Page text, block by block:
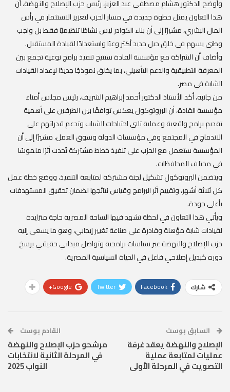
وأوضح الدكتور هشام مصطفى عبد العزيز، رئيس حزب الإصلاح والنهضة، أن
هذا التعاون يمثل خطوة جديدة في مسار الحزب لتعزيز الاستثمار في رأس
المال البشري، مشيرًا إلى أن بناء الكوادر ليس نشاطًا تنظيميًا فقط بل واجب
وطني يسهم في خلق جيل جديد أكثر وعيًا واستعدادًا لقيادة المستقبل.
وأضاف أن الشراكة مع مؤسسة القادة ستتيح تنفيذ برامج نوعية تجمع بين
المعرفة التطبيقية والدعم التأهيلي، بما يخلق نموذجًا جديدًا لإعداد القيادات
الشابة في مصر.
من جانبه، أكد الأستاذ الدكتور أحمد إبراهيم الشريف، رئيس مجلس أمناء
مؤسسة القادة، أن البروتوكول يعكس توافقًا بين الطرفين على أهمية
تقديم برامج واقعية وعملية تلبي احتياجات الشباب وتدعم قدراتهم على
الاندماج في المجتمع وفي مؤسسات الدولة وسوق العمل، مشيرًا إلى أن
المؤسسة ستعمل مع الحزب على تنفيذ خطط مشتركة تُحدث أثرًا ملموسًا
في مختلف المحافظات.
ويتضمن البروتوكول تشكيل لجنة مشتركة لمتابعة التنفيذ، ووضع خطة عمل
كل ثلاثة أشهر، وتقييم أثر البرامج وقياس نتائجها لضمان تحقيق المستهدفات
بأعلى جودة.
ويأتي هذا التعاون في لحظة تشهد فيها الساحة المصرية حاجة متزايدة
لقيادات شابة مؤهلة وقادرة على صناعة تغيير إيجابي، وهو ما يسعى إليه
حزب الإصلاح والنهضة عبر سياسات برامجية وتواصل ميداني حقيقي يرسخ
دوره كبديل إصلاحي فاعل في الحياة السياسية المصرية.
شارك Facebook
Twitter
Google+
السابق بوست
الإصلاح والنهضة يعقد غرفة
عمليات لمتابعة عملية
التصويت في المرحلة الأولى
القادم بوست
مرشحو حزب الإصلاح والنهضة
في المرحلة الثانية لانتخابات
النواب 2025